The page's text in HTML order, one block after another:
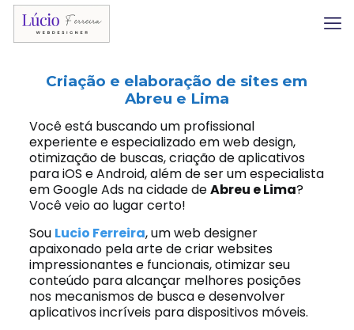
Criação e elaboração de sites em
Abreu e Lima
Você está buscando um profissional
experiente e especializado em web design,
otimização de buscas, criação de aplicativos
para iOS e Android, além de ser um especialista
em Google Ads na cidade deAbreu e Lima?
Você veio ao lugar certo!
Sou Lucio Ferreira, um web designer
apaixonado pela arte de criar websites
impressionantes e funcionais, otimizar seu
conteúdo para alcançar melhores posições
nos mecanismos de busca e desenvolver
aplicativos incríveis para dispositivos móveis.